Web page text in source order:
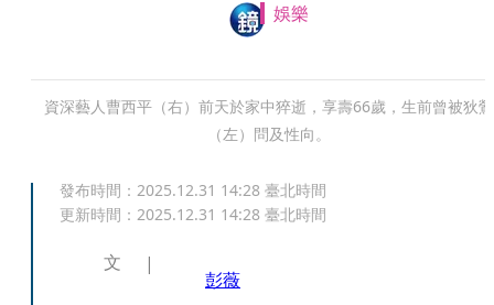
娛樂
資深藝人曹西平（右）前天於家中猝逝，享壽66歲，生前曾被狄鶯
（左）問及性向。
發布時間： 2025.12.31 14:28 臺北時間
更新時間： 2025.12.31 14:28 臺北時間
文
彭薇